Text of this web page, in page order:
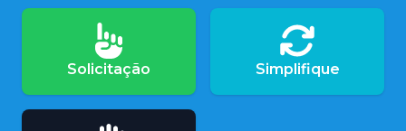
Solicitação Simplifique